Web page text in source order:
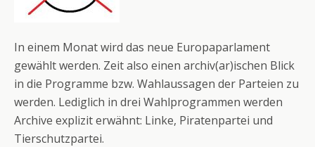
In einem Monat wird das neue Europaparlament
gewählt werden. Zeit also einen archiv(ar)ischen Blick
in die Programme bzw. Wahlaussagen der Parteien zu
werden. Lediglich in drei Wahlprogrammen werden
Archive explizit erwähnt: Linke, Piratenpartei und
Tierschutzpartei.